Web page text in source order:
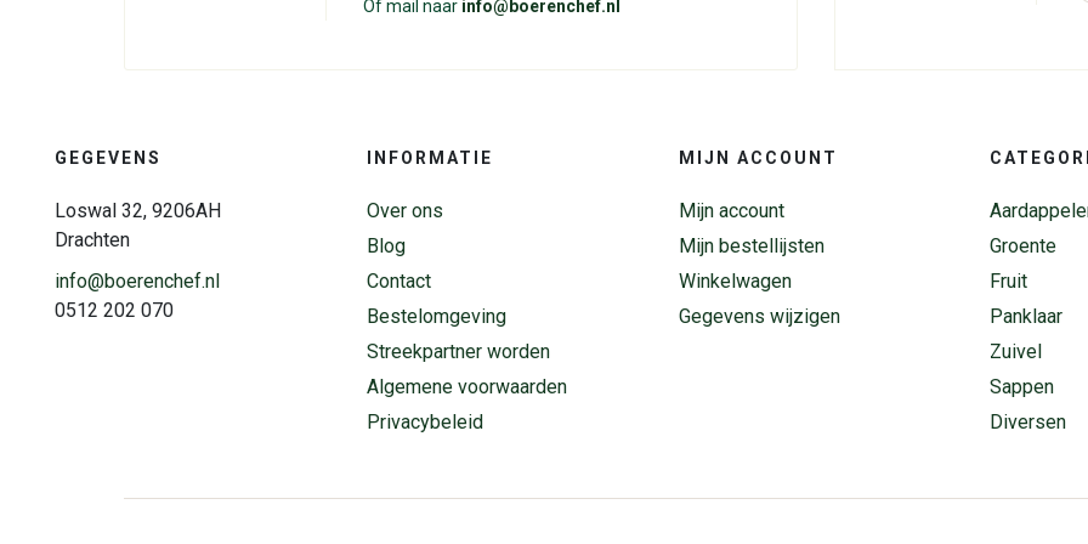
Of mail naar info@boerenchef.nl
GEGEVENS
Loswal 32, 9206AH
Drachten
info@boerenchef.nl
0512 202 070
INFORMATIE
Over ons
Blog
Contact
Bestelomgeving
Streekpartner worden
Algemene voorwaarden
Privacybeleid
MIJN ACCOUNT
Mijn account
Mijn bestellijsten
Winkelwagen
Gegevens wijzigen
Groente
Fruit
Panklaar
Zuivel
Sappen
Diversen